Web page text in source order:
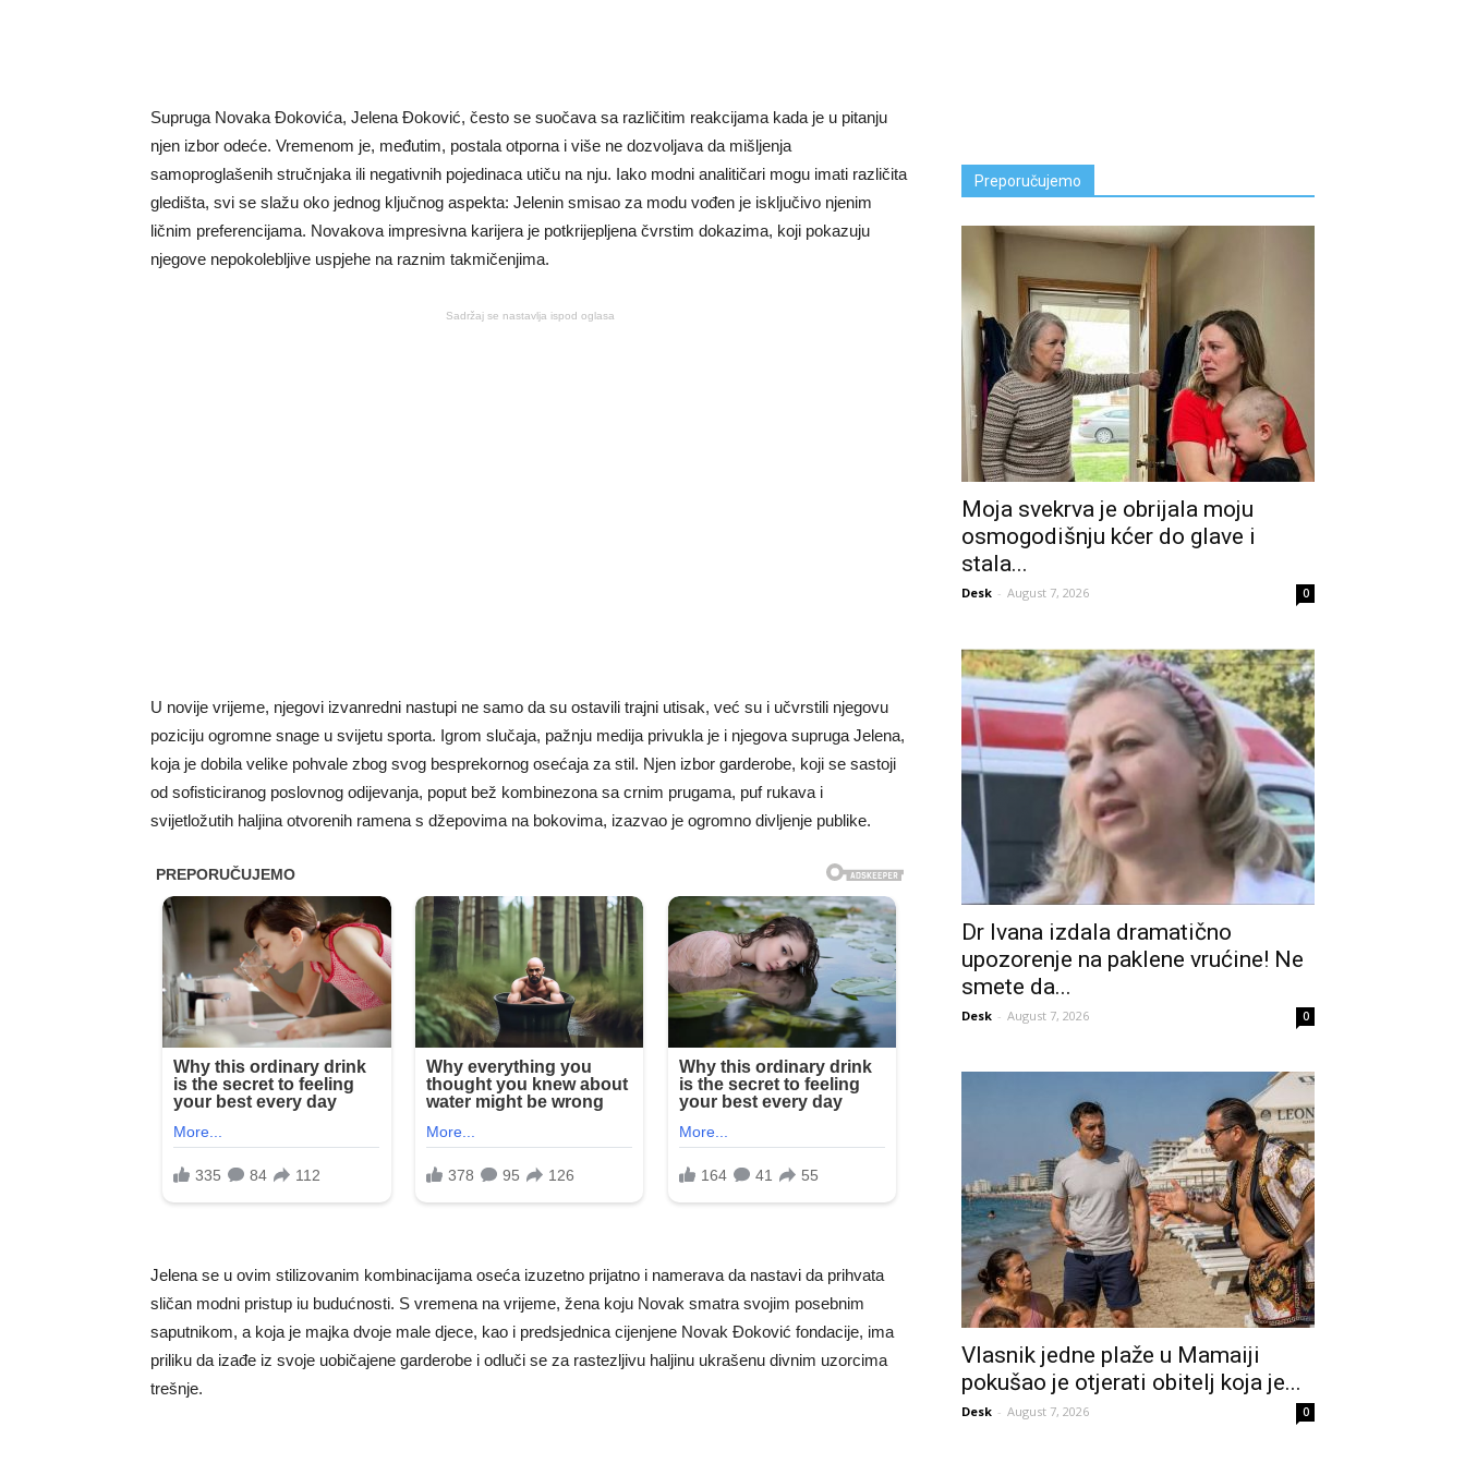
Supruga Novaka Đokovića, Jelena Đoković, često se suočava sa različitim reakcijama kada je u pitanju
njen izbor odeće. Vremenom je, međutim, postala otporna i više ne dozvoljava da mišljenja
samoproglašenih stručnjaka ili negativnih pojedinaca utiču na nju. Iako modni analitičari mogu imati različita
gledišta, svi se slažu oko jednog ključnog aspekta: Jelenin smisao za modu vođen je isključivo njenim
ličnim preferencijama. Novakova impresivna karijera je potkrijepljena čvrstim dokazima, koji pokazuju
njegove nepokolebljive uspjehe na raznim takmičenjima.
Sadržaj se nastavlja ispod oglasa
U novije vrijeme, njegovi izvanredni nastupi ne samo da su ostavili trajni utisak, već su i učvrstili njegovu
poziciju ogromne snage u svijetu sporta. Igrom slučaja, pažnju medija privukla je i njegova supruga Jelena,
koja je dobila velike pohvale zbog svog besprekornog osećaja za stil. Njen izbor garderobe, koji se sastoji
od sofisticiranog poslovnog odijevanja, poput bež kombinezona sa crnim prugama, puf rukava i
svijetložutih haljina otvorenih ramena s džepovima na bokovima, izazvao je ogromno divljenje publike.
Jelena se u ovim stilizovanim kombinacijama oseća izuzetno prijatno i namerava da nastavi da prihvata
sličan modni pristup iu budućnosti. S vremena na vrijeme, žena koju Novak smatra svojim posebnim
saputnikom, a koja je majka dvoje male djece, kao i predsjednica cijenjene Novak Đoković fondacije, ima
priliku da izađe iz svoje uobičajene garderobe i odluči se za rastezljivu haljinu ukrašenu divnim uzorcima
trešnje.
Preporučujemo
Moja svekrva je obrijala moju
osmogodišnju kćer do glave i
stala...
Desk - August 7, 2026 0
Dr Ivana izdala dramatično
upozorenje na paklene vrućine! Ne
smete da...
Desk - August 7, 2026 0
Vlasnik jedne plaže u Mamaiji
pokušao je otjerati obitelj koja je...
Desk - August 7, 2026 0